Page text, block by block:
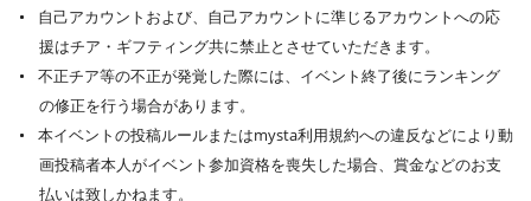
自己アカウントおよび、自己アカウントに準じるアカウントへの応
援はチア・ギフティング共に禁止とさせていただきます。
不正チア等の不正が発覚した際には、イベント終了後にランキング
の修正を行う場合があります。
本イベントの投稿ルールまたはmysta利用規約への違反などにより動
画投稿者本人がイベント参加資格を喪失した場合、賞金などのお支
払いは致しかねます。